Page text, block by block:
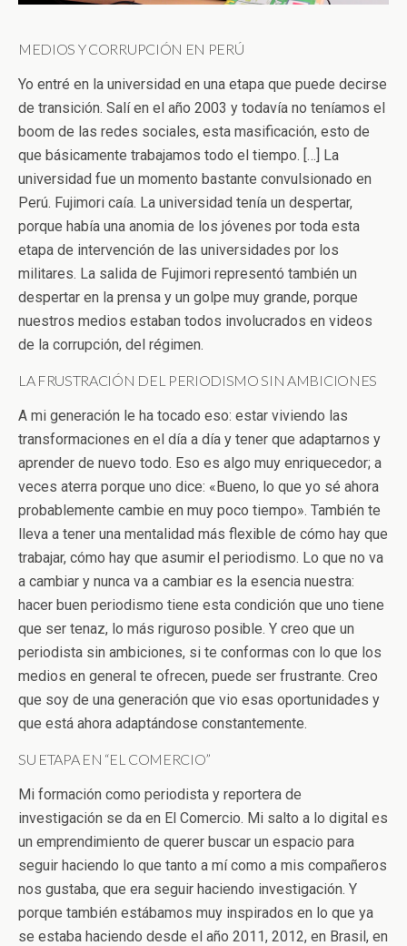
MEDIOS Y CORRUPCIÓN EN PERÚ
Yo entré en la universidad en una etapa que puede decirse
de transición. Salí en el año 2003 y todavía no teníamos el
boom de las redes sociales, esta masificación, esto de
que básicamente trabajamos todo el tiempo. […] La
universidad fue un momento bastante convulsionado en
Perú. Fujimori caía. La universidad tenía un despertar,
porque había una anomia de los jóvenes por toda esta
etapa de intervención de las universidades por los
militares. La salida de Fujimori representó también un
despertar en la prensa y un golpe muy grande, porque
nuestros medios estaban todos involucrados en videos
de la corrupción, del régimen.
LA FRUSTRACIÓN DEL PERIODISMO SIN AMBICIONES
A mi generación le ha tocado eso: estar viviendo las
transformaciones en el día a día y tener que adaptarnos y
aprender de nuevo todo. Eso es algo muy enriquecedor; a
veces aterra porque uno dice: «Bueno, lo que yo sé ahora
probablemente cambie en muy poco tiempo». También te
lleva a tener una mentalidad más flexible de cómo hay que
trabajar, cómo hay que asumir el periodismo. Lo que no va
a cambiar y nunca va a cambiar es la esencia nuestra:
hacer buen periodismo tiene esta condición que uno tiene
que ser tenaz, lo más riguroso posible. Y creo que un
periodista sin ambiciones, si te conformas con lo que los
medios en general te ofrecen, puede ser frustrante. Creo
que soy de una generación que vio esas oportunidades y
que está ahora adaptándose constantemente.
SU ETAPA EN “EL COMERCIO”
Mi formación como periodista y reportera de
investigación se da en El Comercio. Mi salto a lo digital es
un emprendimiento de querer buscar un espacio para
seguir haciendo lo que tanto a mí como a mis compañeros
nos gustaba, que era seguir haciendo investigación. Y
porque también estábamos muy inspirados en lo que ya
se estaba haciendo desde el año 2011, 2012, en Brasil, en